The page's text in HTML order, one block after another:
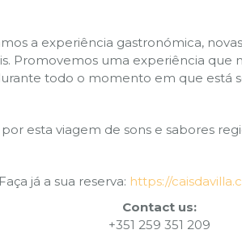
a experiência gastronómica,
Promovemos uma experiência que
todo o momento em que está
esta viagem de sons e sabores
Faça já a sua reserva: https://
Contact us:
+351 259 351 209